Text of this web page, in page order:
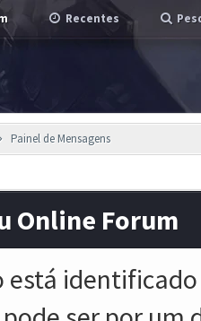
Recentes
Painel de Mensagens
Online Forum
está